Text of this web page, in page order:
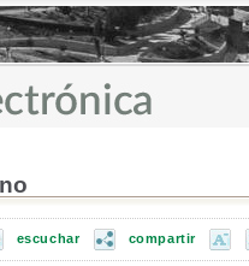
escuchar compartir